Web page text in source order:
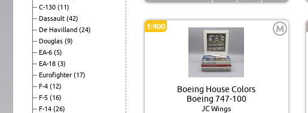
C-130 (11)
Dassault (42)
De Havilland (24)
Douglas (9)
EA-6 (5)
EA-18 (3)
Eurofighter (17)
F-4 (12)
F-5 (16)
F-14 (26)
1:400 M
Boeing House Colors
Boeing 747-100
JC Wings